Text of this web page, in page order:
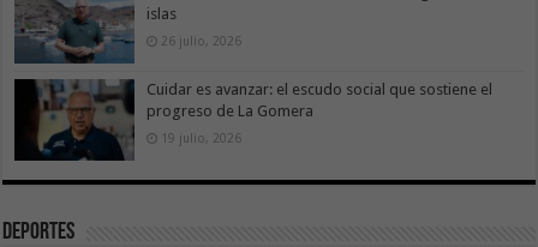
islas
26 julio, 2026
Cuidar es avanzar: el escudo social que sostiene el
progreso de La Gomera
19 julio, 2026
Deportes